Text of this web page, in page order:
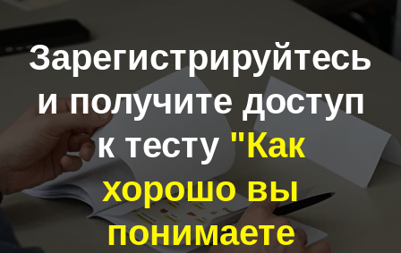
Зарегистрируйтесь
и получите доступ
к тесту "Как
хорошо вы
понимаете